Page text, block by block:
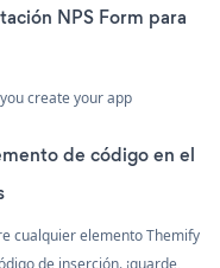
NPS Form para
create your app
de código en el
cualquier elemento Themify
de inserción. ¡guarde,